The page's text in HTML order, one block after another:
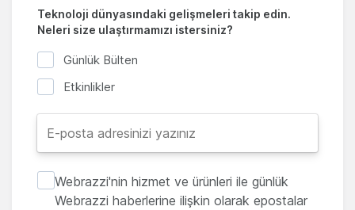
Teknoloji dünyasındaki gelişmeleri takip edin.
Neleri size ulaştırmamızı istersiniz?
Günlük Bülten
Etkinlikler
Webrazzi'nin hizmet ve ürünleri ile günlük
Webrazzi haberlerine ilişkin olarak epostalar